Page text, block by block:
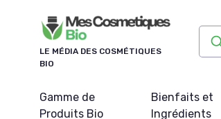
LE MÉDIA DES COSMÉTIQUES
BIO
Gamme de
Produits Bio
Bienfaits et
Ingrédients